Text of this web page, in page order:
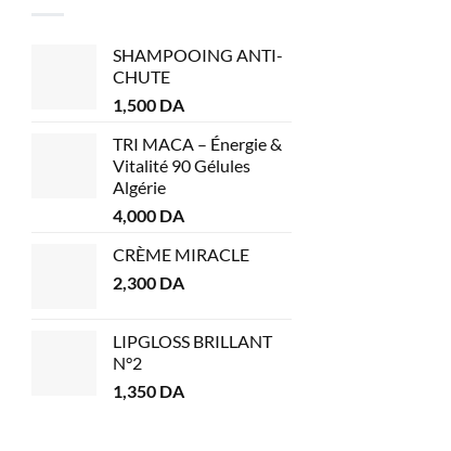
SHAMPOOING ANTI-
CHUTE
1,500 DA
TRI MACA – Énergie &
Vitalité 90 Gélules
Algérie
4,000 DA
CRÈME MIRACLE
2,300 DA
LIPGLOSS BRILLANT
N°2
1,350 DA